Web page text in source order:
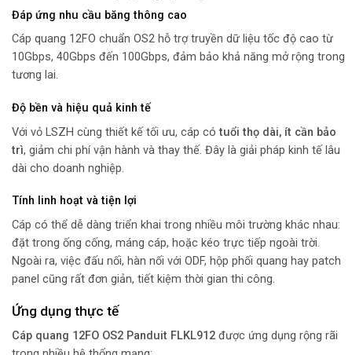
Đáp ứng nhu cầu băng thông cao
Cáp quang 12FO chuẩn OS2 hỗ trợ truyền dữ liệu tốc độ cao từ
10Gbps, 40Gbps đến 100Gbps, đảm bảo khả năng mở rộng trong
tương lai.
Độ bền và hiệu quả kinh tế
Với vỏ LSZH cùng thiết kế tối ưu, cáp cótuổi thọ dài, ít cần bảo
trì, giảm chi phí vận hành và thay thế. Đây là giải pháp kinh tế lâu
dài cho doanh nghiệp.
Tính linh hoạt và tiện lợi
Cáp có thể dễ dàng triển khai trong nhiều môi trường khác nhau:
đặt trong ống cống, máng cáp, hoặc kéo trực tiếp ngoài trời.
Ngoài ra, việc đấu nối, hàn nối với ODF, hộp phối quang hay patch
panel cũng rất đơn giản, tiết kiệm thời gian thi công.
Ứng dụng thực tế
Cáp quang 12FO OS2 Panduit FLKL912 được ứng dụng rộng rãi